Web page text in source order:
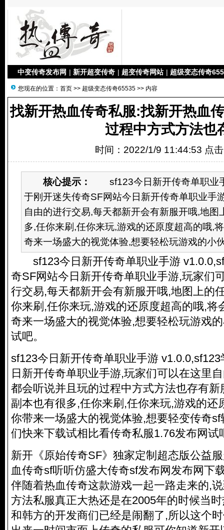
中变传奇发布网 | 新开超变传奇 | 超变传奇网站 | 超级变态传奇
您现在的位置： 首页 >> 超级变态传奇65535 >> 内容
找新开热血传奇私服:找新开热血
过程中方式方法也
时间：2022/1/9 11:44:53 点
核心提示：
sf123今日新开传奇单职业
于刚开迷失传奇SF网站今日新开传奇单职业手
自由的进行交易,每天都新开会有新服开哦,地图
多,任你来刷,任你来玩,游戏的还原度超高的哦,
奇来一场盛大的视觉体验,想要轻松玩游戏的小
sf123今日新开传奇单职业手游
奇SF网站今日新开传奇单职业手游,玩家们
行交易,每天都新开会有新服开哦,地图上的
你来刷,任你来玩,游戏的还原度超高的哦,将
奇来一场盛大的视觉体验,想要轻松玩游戏
试吧。
sf123今日新开传奇单职业手游 v1.0.0,sf123
日新开传奇单职业手游,玩家们可以在这里
都会听说并且玩的过程中方式方法也存有
副本也有很多,任你来刷,任你来玩,游戏的还
你带来一场盛大的视觉体验,想要轻变传奇
们快来下载试相比看传奇私服1.76发布网试
新开《原始传奇SF》独家定制超态版公益
血传奇sf听听仿盛大传奇sf发布网发布网下
伴随着热血传奇这款游戏一起一路走来的,
方法私服真正大热还是在2005年的时候当
和韩方的开发商们已经是闹翻了,所以这个